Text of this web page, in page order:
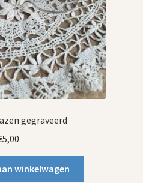
gegraveerd
5,00
winkelwagen